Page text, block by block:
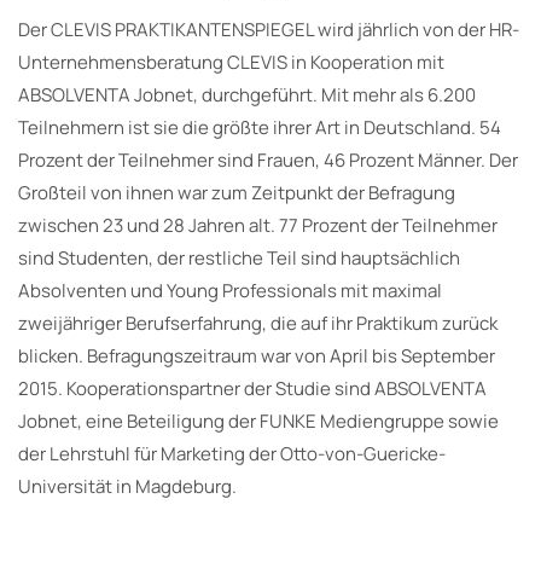
Der CLEVIS PRAKTIKANTENSPIEGEL wird jährlich von der HR-
Unternehmensberatung CLEVIS in Kooperation mit
ABSOLVENTA Jobnet, durchgeführt. Mit mehr als 6.200
Teilnehmern ist sie die größte ihrer Art in Deutschland. 54
Prozent der Teilnehmer sind Frauen, 46 Prozent Männer. Der
Großteil von ihnen war zum Zeitpunkt der Befragung
zwischen 23 und 28 Jahren alt. 77 Prozent der Teilnehmer
sind Studenten, der restliche Teil sind hauptsächlich
Absolventen und Young Professionals mit maximal
zweijähriger Berufserfahrung, die auf ihr Praktikum zurück
blicken. Befragungszeitraum war von April bis September
2015. Kooperationspartner der Studie sind ABSOLVENTA
Jobnet, eine Beteiligung der FUNKE Mediengruppe sowie
der Lehrstuhl für Marketing der Otto-von-Guericke-
Universität in Magdeburg.